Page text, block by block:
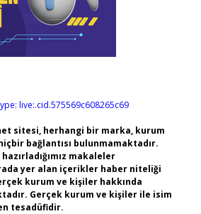
live:.cid.575569c608265c69
sitesi, herhangi bir marka, kurum
bağlantısı bulunmamaktadır.
makaleler
yer alan içerikler haber niteliği
kurum ve kişiler hakkında
Gerçek kurum ve kişiler ile isim
tesadüfidir.